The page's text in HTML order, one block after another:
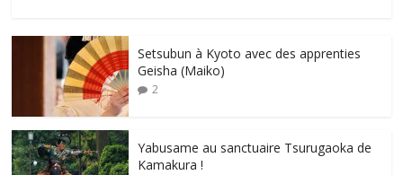
Setsubun à Kyoto avec des apprenties
Geisha (Maiko)
2
Yabusame au sanctuaire Tsurugaoka de
Kamakura !